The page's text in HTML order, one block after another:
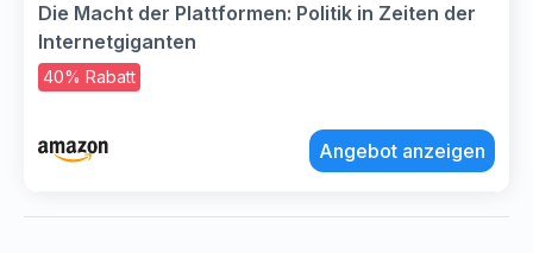
Die Macht der Plattformen: Politik in Zeiten der
Internetgiganten
40% Rabatt
Angebot anzeigen